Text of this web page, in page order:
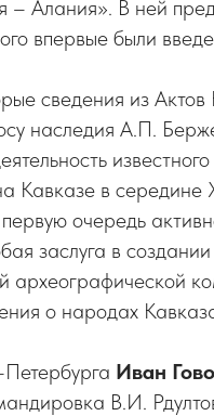
Алания». В ней
впервые были
сведения из
наследия А.П.
известного
Кавказе в
очередь
заслуга в
археографической
о народах
Иван
В.И.